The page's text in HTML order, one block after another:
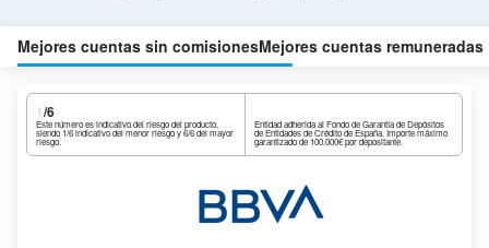
Mejores cuentas sin comisionesMejores cuentas remuneradas
1/6
Este número es indicativo del riesgo del producto,
siendo 1/6 indicativo del menor riesgo y 6/6 del mayor
riesgo.
Entidad adherida al Fondo de Garantía de Depósitos
de Entidades de Crédito de España. Importe máximo
garantizado de 100.000€ por depositante.